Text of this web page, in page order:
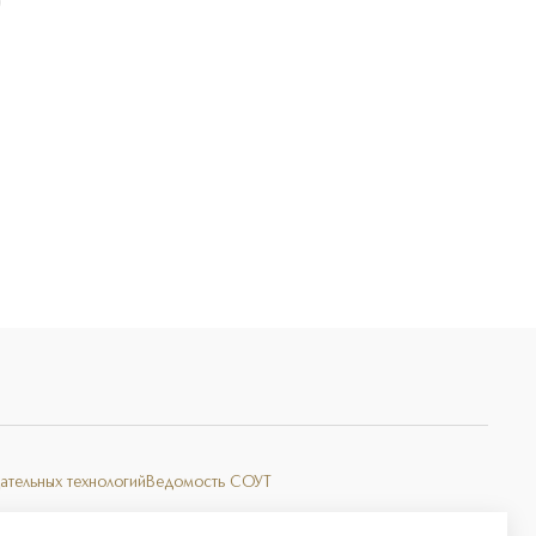
технологий Ведомость СОУТ